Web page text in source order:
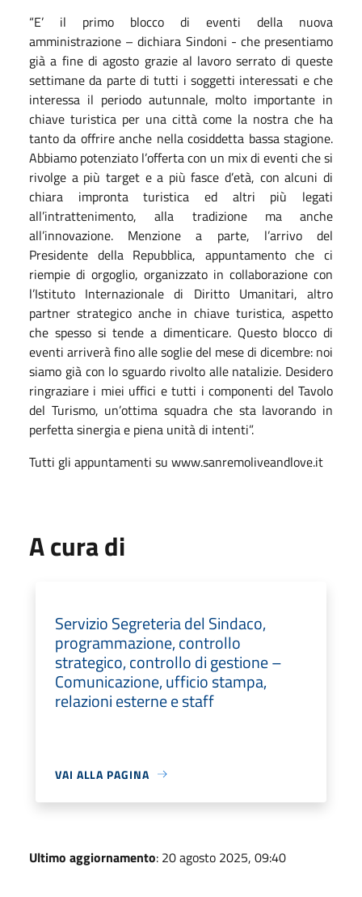
“E’ il primo blocco di eventi della nuova
amministrazione – dichiara Sindoni - che presentiamo
già a fine di agosto grazie al lavoro serrato di queste
settimane da parte di tutti i soggetti interessati e che
interessa il periodo autunnale, molto importante in
chiave turistica per una città come la nostra che ha
tanto da offrire anche nella cosiddetta bassa stagione.
Abbiamo potenziato l’offerta con un mix di eventi che si
rivolge a più target e a più fasce d’età, con alcuni di
chiara impronta turistica ed altri più legati
all’intrattenimento, alla tradizione ma anche
all’innovazione. Menzione a parte, l’arrivo del
Presidente della Repubblica, appuntamento che ci
riempie di orgoglio, organizzato in collaborazione con
l’Istituto Internazionale di Diritto Umanitari, altro
partner strategico anche in chiave turistica, aspetto
che spesso si tende a dimenticare. Questo blocco di
eventi arriverà fino alle soglie del mese di dicembre: noi
siamo già con lo sguardo rivolto alle natalizie. Desidero
ringraziare i miei uffici e tutti i componenti del Tavolo
del Turismo, un’ottima squadra che sta lavorando in
perfetta sinergia e piena unità di intenti”.
Tutti gli appuntamenti su www.sanremoliveandlove.it
A cura di
Servizio Segreteria del Sindaco,
programmazione, controllo
strategico, controllo di gestione –
Comunicazione, ufficio stampa,
relazioni esterne e staff
VAI ALLA PAGINA
Ultimo aggiornamento: 20 agosto 2025, 09:40